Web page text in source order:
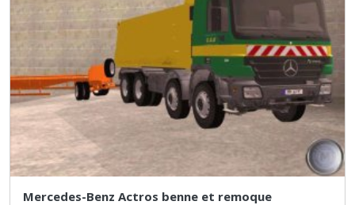
Mercedes-Benz Actros benne et remoque